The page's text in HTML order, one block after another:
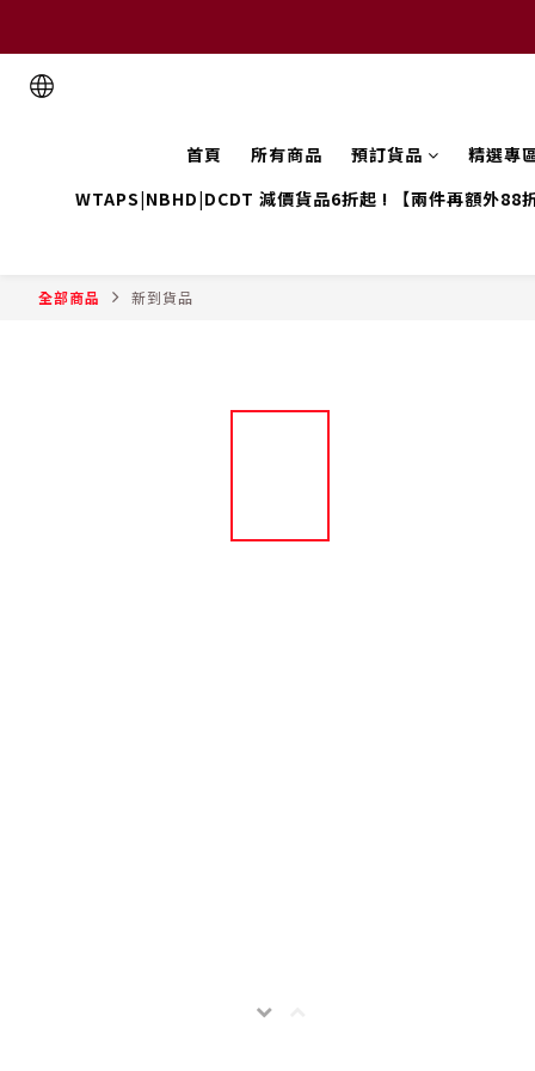
首頁 所有商品 預訂貨品
精選專
WTAPS|NBHD|DCDT 減價貨品6折起 ! 【兩件再額外88
全部商品 新到貨品